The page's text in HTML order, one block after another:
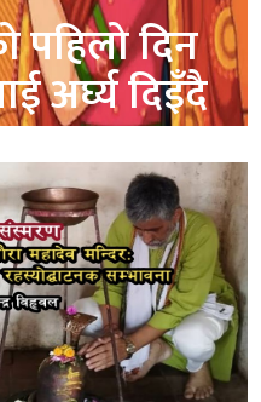
दिन
अर्घ्य दिइँदै